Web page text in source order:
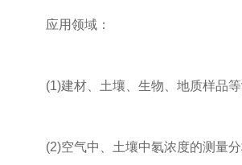
应用领域：
(1)建材、土壤、生物、地质样品等
(2)空气中、土壤中氡浓度的测量分